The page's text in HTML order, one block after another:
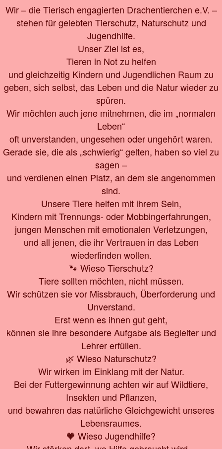
Wir – die Tierisch engagierten Drachentierchen e.V. –
stehen für gelebten Tierschutz, Naturschutz und
Jugendhilfe.
Unser Ziel ist es,
Tieren in Not zu helfen
und gleichzeitig Kindern und Jugendlichen Raum zu
geben, sich selbst, das Leben und die Natur wieder zu
spüren.
Wir möchten auch jene mitnehmen, die im „normalen
Leben“
oft unverstanden, ungesehen oder ungehört waren.
Gerade sie, die als „schwierig“ gelten, haben so viel zu
sagen –
und verdienen einen Platz, an dem sie angenommen
sind.
Unsere Tiere helfen mit ihrem Sein,
Kindern mit Trennungs- oder Mobbingerfahrungen,
jungen Menschen mit emotionalen Verletzungen,
und all jenen, die ihr Vertrauen in das Leben
wiederfinden wollen.
🐾 Wieso Tierschutz?
Tiere sollten möchten, nicht müssen.
Wir schützen sie vor Missbrauch, Überforderung und
Unverstand.
Erst wenn es ihnen gut geht,
können sie ihre besondere Aufgabe als Begleiter und
Lehrer erfüllen.
🌿 Wieso Naturschutz?
Wir wirken im Einklang mit der Natur.
Bei der Futtergewinnung achten wir auf Wildtiere,
Insekten und Pflanzen,
und bewahren das natürliche Gleichgewicht unseres
Lebensraumes.
🧡 Wieso Jugendhilfe?